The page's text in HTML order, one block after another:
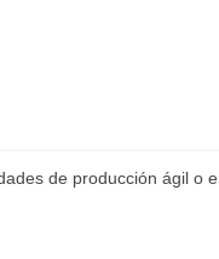
de producción ágil o